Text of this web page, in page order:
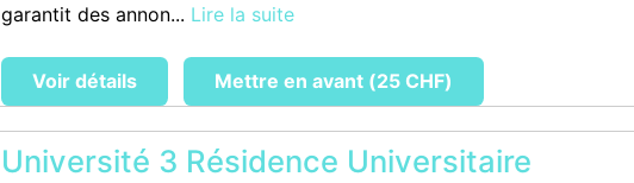
garantit des annon... Lire la suite
Voir détails Mettre en avant (25 CHF)
Université 3 Résidence Universitaire